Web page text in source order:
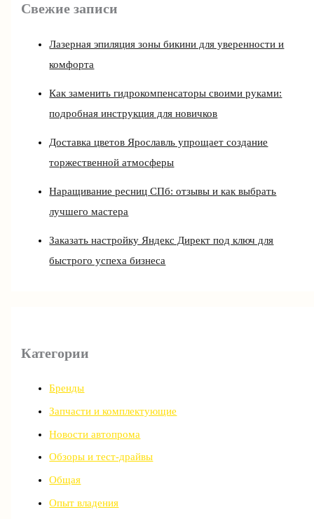
Свежие записи
Лазерная эпиляция зоны бикини для уверенности и
комфорта
Как заменить гидрокомпенсаторы своими руками:
подробная инструкция для новичков
Доставка цветов Ярославль упрощает создание
торжественной атмосферы
Наращивание ресниц СПб: отзывы и как выбрать
лучшего мастера
Заказать настройку Яндекс Директ под ключ для
быстрого успеха бизнеса
Категории
Бренды
Запчасти и комплектующие
Новости автопрома
Обзоры и тест-драйвы
Общая
Опыт владения